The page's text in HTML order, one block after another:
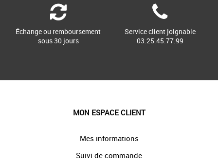
Échange ou remboursement
sous 30 jours
Service client joignable
03.25.45.77.99
MON ESPACE CLIENT
Mes informations
Suivi de commande